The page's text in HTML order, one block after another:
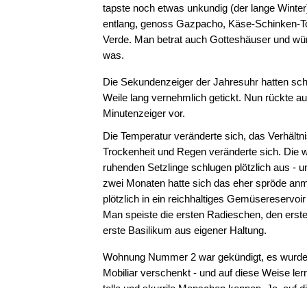
tapste noch etwas unkundig (der lange
entlang, genoss Gazpacho, Käse-Schinken-
Verde. Man betrat auch Gotteshäuser und
was.
Die Sekundenzeiger der Jahresuhr hatten
Weile lang vernehmlich getickt. Nun rückte
Minutenzeiger vor.
Die Temperatur veränderte sich, das
Trockenheit und Regen veränderte sich. Die
ruhenden Setzlinge schlugen plötzlich aus -
zwei Monaten hatte sich das eher spröde
plötzlich in ein reichhaltiges
Man speiste die ersten Radieschen, den
erste Basilikum aus eigener Haltung.
Wohnung Nummer 2 war gekündigt, es
Mobiliar verschenkt - und auf diese Weise